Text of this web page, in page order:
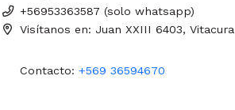
+56953363587 (solo whatsapp)
Visítanos en: Juan XXIII 6403, Vitacura
Contacto: +569 36594670